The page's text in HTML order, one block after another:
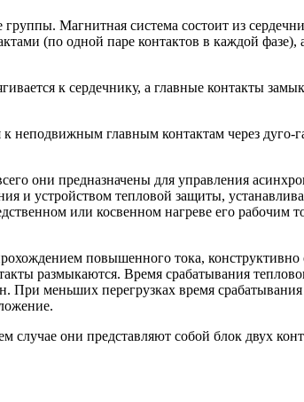
Магнитная система состоит из
(по одной паре контактов в каждой фазе),
к сердечнику, а главные контакты
главным контактам через дуго-
они предназначены для управления
и устройством тепловой защиты,
или косвенном нагреве его рабочим
повышенного тока,
размыкаются. Время срабатывания
меньших перегрузках время
они представляют собой блок двух